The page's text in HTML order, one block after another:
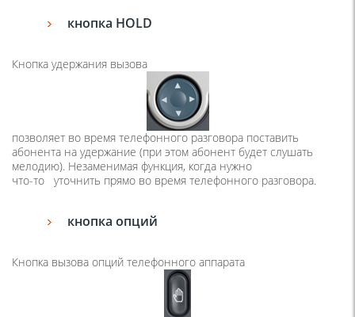
кнопка HOLD
Кнопка удержания вызова
позволяет во время телефонного разговора поставить
абонента на удержание (при этом абонент будет слушать
мелодию). Незаменимая функция, когда нужно
что-то уточнить прямо во время телефонного разговора.
кнопка опций
Кнопка вызова опций телефонного аппарата